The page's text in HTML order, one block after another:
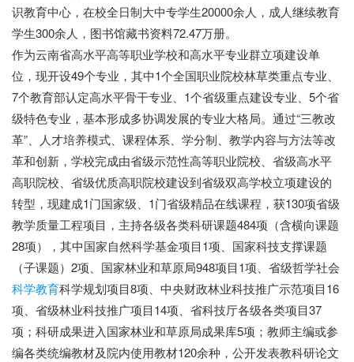
识教育中心，在校全日制大中专学生20000余人，成人继续教育
学生300余人，图书馆藏书资料72.47万册。
作为云南省高水平高等职业学校和高水平专业群立项建设单
位，现开设49个专业，其中1个全国职业院校林草类重点专业、
7个教育部认定高水平骨干专业、1个省级重点建设专业、5个省
级特色专业，基本形成多协调发展的专业大格局。通过“三教改
革”、人才培养模式、课程体系、学分制、教学内容与方法等改
革和创新，学校完成由省级示范性高等职业院校、省级高水平
高职院校、省级优质高职院校建设到省级双高学校立项建设的
转型，现建成1门国家级、1门省级精品在线课程，获130项省级
教学质量工程项目，主持各级各类科研课题484项（含横向课题
28项），其中国家自然科学基金项目1项、国家科技支撑课题
（子课题）2项、国家林业和草原局948项目1项、省级哲学社会
科学教育科学规划项目8项、中央财政林业科技推广示范项目16
项、省级林业科技推广项目14项、省科技厅各级各类项目37
项；科研成果进入国家林业和草原局成果库5项；教师主编或参
编各类统编教材及院内使用教材120余种，公开发表教科研论文